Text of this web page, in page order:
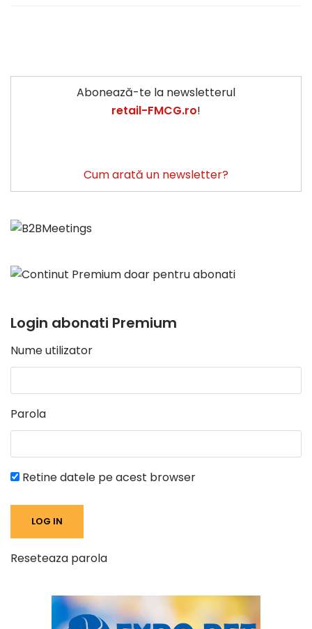
Abonează-te la newsletterul
retail-FMCG.ro!
Cum arată un newsletter?
Login abonati Premium
Nume utilizator
Parola
Retine datele pe acest browser
Reseteaza parola